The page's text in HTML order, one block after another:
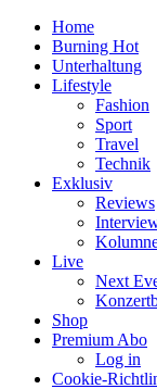
Home
Burning Hot
Unterhaltung
Lifestyle
Fashion
Sport
Travel
Technik
Exklusiv
Reviews
Live
Next
Shop
Premium Abo
Log in
Cookie-